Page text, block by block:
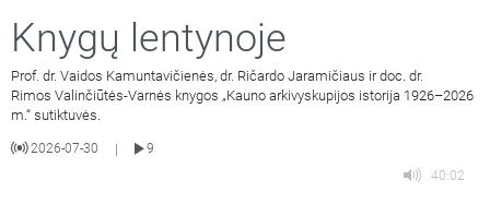
Knygų lentynoje
Prof. dr. Vaidos Kamuntavičienės, dr. Ričardo Jaramičiaus ir doc. dr.
Rimos Valinčiūtės-Varnės knygos „Kauno arkivyskupijos istorija 1926–2026
m.“ sutiktuvės.
2026-07-30 |
9
40:02